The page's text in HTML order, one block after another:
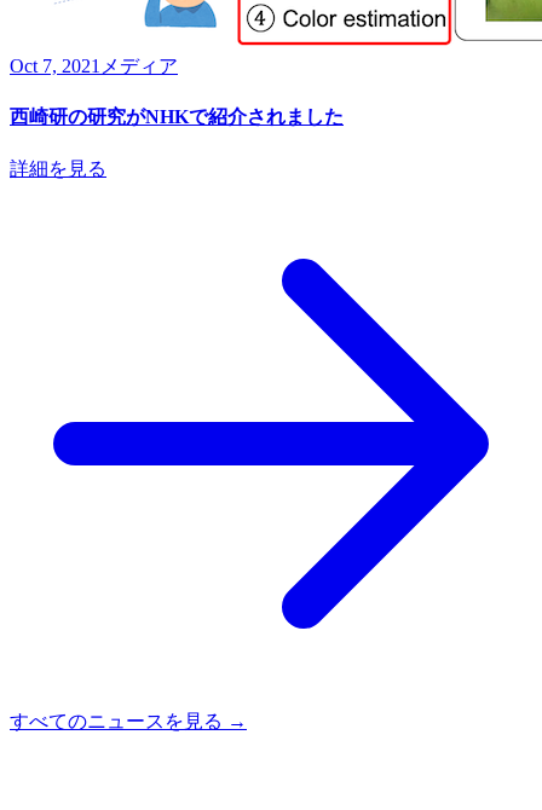
Oct 7, 2021 メディア
西崎研の研究がNHKで紹介されました
詳細を見る
すべてのニュースを見る →